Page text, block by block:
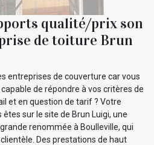
qualité/prix son
de toiture Brun
entreprises de couverture car vous
de répondre à vos critères de
et en question de tarif ? Votre
sur le site de Brun Luigi, une
renommée à Boulleville, qui
Des prestations de haut